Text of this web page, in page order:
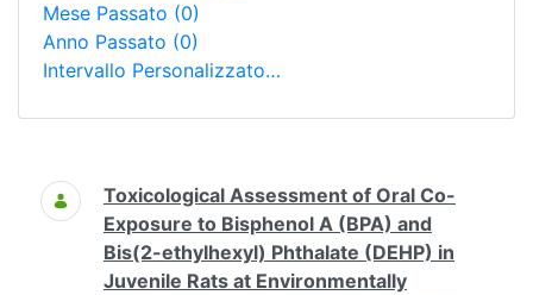
Mese Passato (0)
Anno Passato (0)
Intervallo Personalizzato…
Ricerca
Toxicological Assessment of Oral Co-
Exposure to Bisphenol A (BPA) and
Bis(2-ethylhexyl) Phthalate (DEHP) in
Juvenile Rats at Environmentally